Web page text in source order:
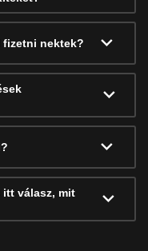
nektek?
itt válasz, mit